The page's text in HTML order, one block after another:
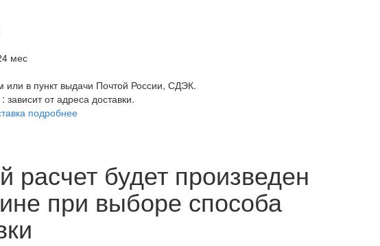
мес
или в пункт выдачи Почтой России, СДЭК.
зависит от адреса доставки.
подробнее
расчет будет произведен
при выборе способа